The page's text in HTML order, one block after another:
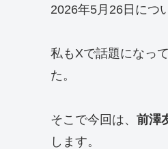
2026年5月26日につ
私もXで話題になっ
た。
そこで今回は、 前澤
します。